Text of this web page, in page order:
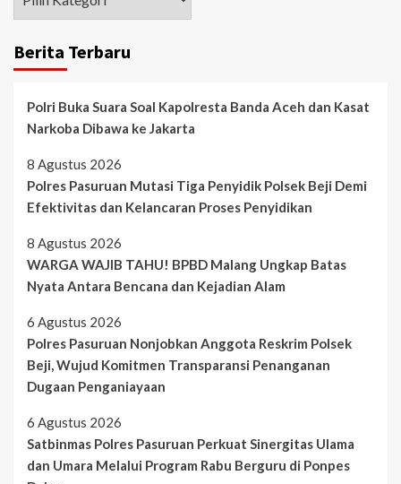
Berita Terbaru
Polri Buka Suara Soal Kapolresta Banda Aceh dan Kasat
Narkoba Dibawa ke Jakarta
8 Agustus 2026
Polres Pasuruan Mutasi Tiga Penyidik Polsek Beji Demi
Efektivitas dan Kelancaran Proses Penyidikan
8 Agustus 2026
WARGA WAJIB TAHU! BPBD Malang Ungkap Batas
Nyata Antara Bencana dan Kejadian Alam
6 Agustus 2026
Polres Pasuruan Nonjobkan Anggota Reskrim Polsek
Beji, Wujud Komitmen Transparansi Penanganan
Dugaan Penganiayaan
6 Agustus 2026
Satbinmas Polres Pasuruan Perkuat Sinergitas Ulama
dan Umara Melalui Program Rabu Berguru di Ponpes